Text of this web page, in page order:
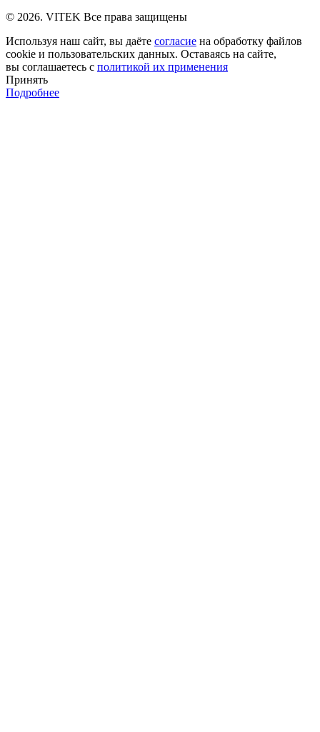
© 2026. VITEK Все права защищены
Используя наш сайт, вы даёте согласие на обработку файлов
cookie и пользовательских данных. Оставаясь на сайте,
вы соглашаетесь с политикой их применения
Принять
Подробнее